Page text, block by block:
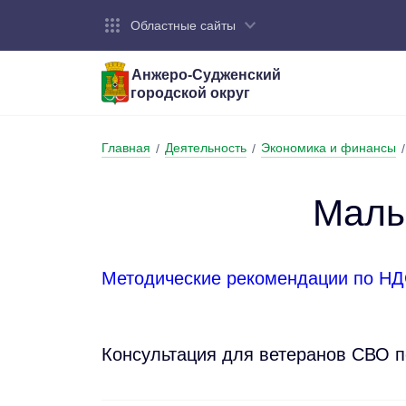
Областные сайты
Анжеро-Судженский
городской округ
Устав
Бюджет
Главная / Деятельность / Экономика и финансы /
Методические рекомендации по
Консультация для ветеранов СВО